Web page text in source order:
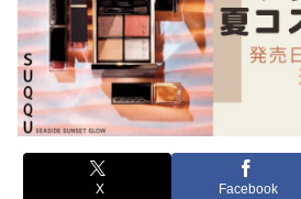
X Facebook